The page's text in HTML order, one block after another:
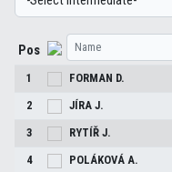
Pos
1 FORMAN D.
2
JÍRA J.
3
RYTÍŘ J.
4
POLÁKOVÁ A.